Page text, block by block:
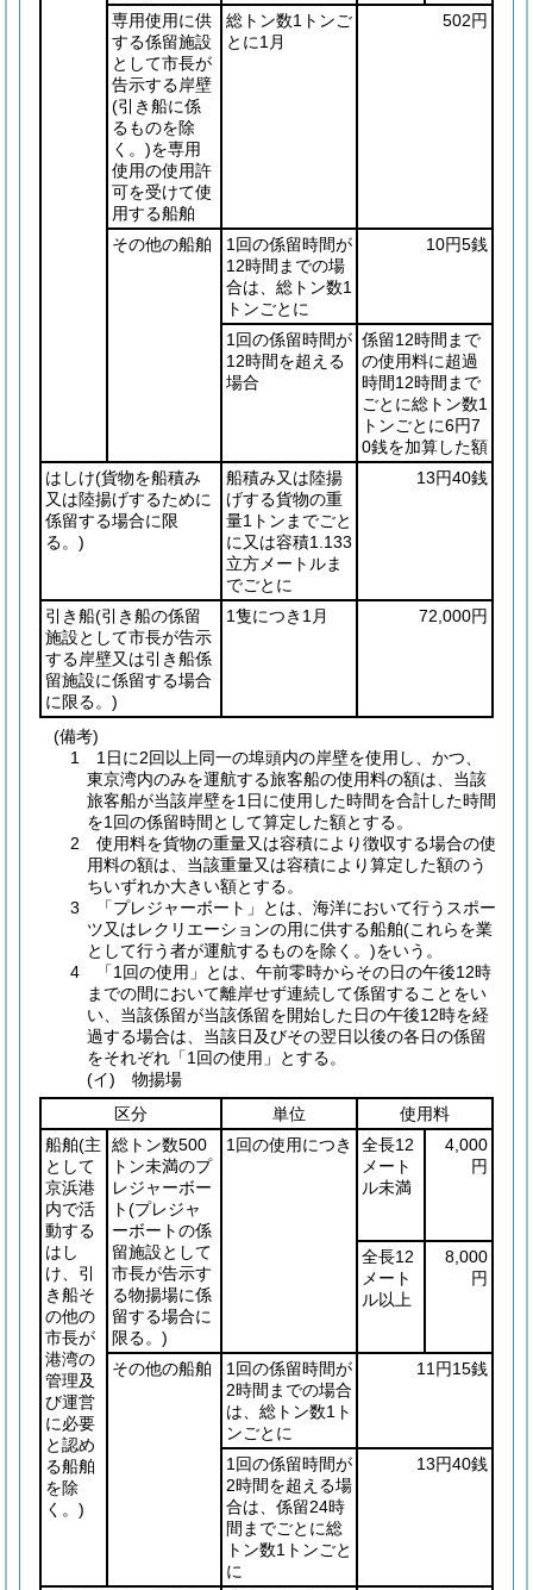
専用使用に供
する係留施設
として市長が
告示する岸壁
(引き船に係
るものを除
く。)を専用
使用の使用許
可を受けて使
用する船舶
総トン数1トンご
とに1月
502円
その他の船舶
1回の係留時間が
12時間までの場
合は、総トン数1
トンごとに
10円5銭
1回の係留時間が
12時間を超える
場合
係留12時間まで
の使用料に超過
時間12時間まで
ごとに総トン数1
トンごとに6円7
0銭を加算した額
はしけ(貨物を船積み
又は陸揚げするために
係留する場合に限
る。)
船積み又は陸揚
げする貨物の重
量1トンまでごと
に又は容積1.133
立方メートルま
でごとに
13円40銭
引き船(引き船の係留
施設として市長が告示
する岸壁又は引き船係
留施設に係留する場合
に限る。)
1隻につき1月 72,000円
(備考)
1 1日に2回以上同一の埠頭内の岸壁を使用し、かつ、
東京湾内のみを運航する旅客船の使用料の額は、当該
旅客船が当該岸壁を1日に使用した時間を合計した時間
を1回の係留時間として算定した額とする。
2 使用料を貨物の重量又は容積により徴収する場合の使
用料の額は、当該重量又は容積により算定した額のう
ちいずれか大きい額とする。
3 「プレジャーボート」とは、海洋において行うスポー
ツ又はレクリエーションの用に供する船舶(これらを業
として行う者が運航するものを除く。)をいう。
4 「1回の使用」とは、午前零時からその日の午後12時
までの間において離岸せず連続して係留することをい
い、当該係留が当該係留を開始した日の午後12時を経
過する場合は、当該日及びその翌日以後の各日の係留
をそれぞれ「1回の使用」とする。
(イ) 物揚場
区分
単位
使用料
船舶(主
として
京浜港
内で活
動する
はし
け、引
き船そ
の他の
市長が
港湾の
管理及
び運営
に必要
と認め
る船舶
を除
く。)
総トン数500
トン未満のプ
レジャーボー
ト(プレジャ
ーボートの係
留施設として
市長が告示す
る物揚場に係
留する場合に
限る。)
1回の使用につき
全長12
メート
ル未満
4,000
円
全長12
メート
ル以上
8,000
円
その他の船舶
1回の係留時間が
2時間までの場合
は、総トン数1ト
ンごとに
11円15銭
1回の係留時間が
2時間を超える場
合は、係留24時
間までごとに総
トン数1トンごと
に
13円40銭